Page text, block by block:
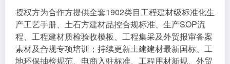
授权方为合作方提供全套1902类目工程建材级标准化生
产工艺手册、土石方建材品控合规标准、生产SOP流
程、工程建材质检验收模板、工程集采及外贸报审备案
素材及合规专项培训；持续更新土建建材最新国标、工
地环保抽检规范、电商入驻标准、工程用材新规、外贸